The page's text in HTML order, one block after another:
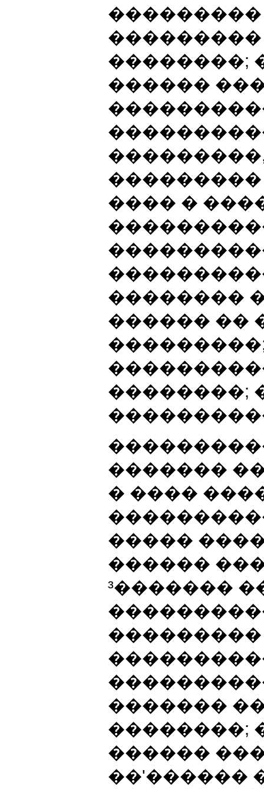
��������;
������
���������
���� �
��������
������ ��
��������;
�������
� ����
�����
������
³�������
�������
��������;
������
��'������